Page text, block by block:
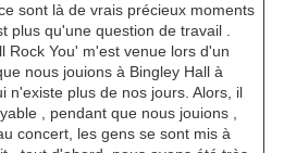
sont là de vrais précieux moments
plus qu'une question de travail .
Rock You' m'est venue lors d'un
nous jouions à Bingley Hall à
n'existe plus de nos jours. Alors, il
, pendant que nous jouions ,
concert, les gens se sont mis à